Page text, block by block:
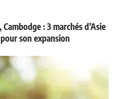
: 3 marchés d’Asie
son expansion